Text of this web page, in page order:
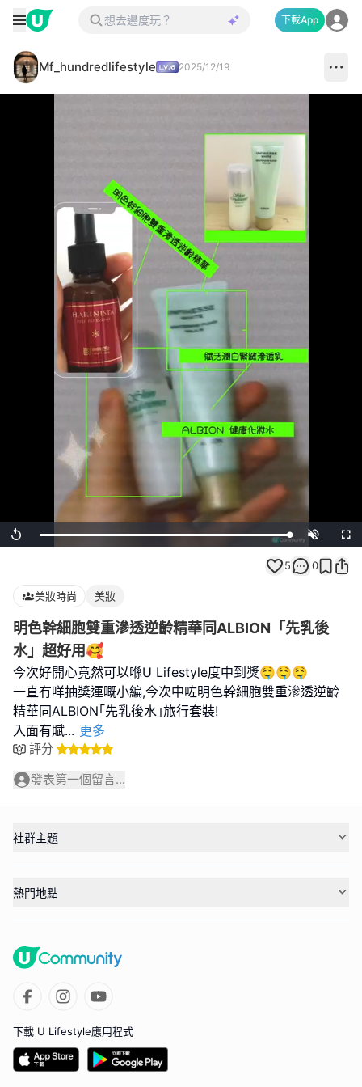
下載App
Mf_hundredlifestyle 2025/12/19
Replay Loaded:
100.00%
Unmute
5 0
美妝時尚 美妝
明色幹細胞雙重滲透逆齡精華同ALBION「先乳後
水」超好用🥰
今次好開心竟然可以喺U Lifestyle度中到獎🤤🤤🤤
一直冇咩抽獎運嘅小編,今次中咗明色幹細胞雙重滲透逆齡
精華同ALBION｢先乳後水｣旅行套裝!
入面有賦... 更多
評分
發表第一個留言...
社群主題
熱門地點
下載 U Lifestyle應用程式